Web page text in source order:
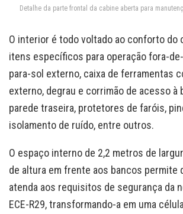
Detalhe da parte frontal da cabine aberta para
O interior é todo voltado ao conforto do
itens específicos para operação fora-
para-sol externo, caixa de ferramentas
externo, degrau e corrimão de acesso à
parede traseira, protetores de faróis,
isolamento de ruído, entre outros.
O espaço interno de 2,2 metros de
de altura em frente aos bancos permite
atenda aos requisitos de segurança da
ECE-R29, transformando-a em uma